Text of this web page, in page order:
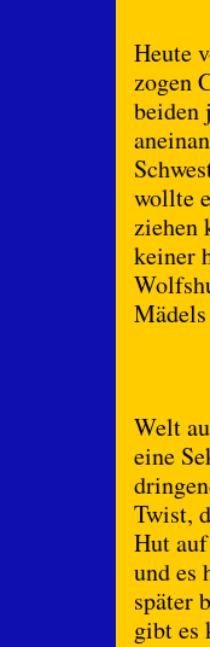
Heute
zogen
beiden
wollte
ziehen
keiner
Welt
eine
Twist,
Hut
und es
später
gibt